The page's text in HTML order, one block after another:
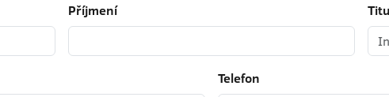
Příjmení
Telefon